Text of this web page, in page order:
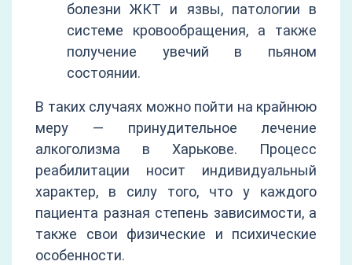
болезни ЖКТ и язвы, патологии в
системе кровообращения, а также
получение увечий в пьяном
состоянии.
В таких случаях можно пойти на крайнюю
меру — принудительное лечение
алкоголизма в Харькове. Процесс
реабилитации носит индивидуальный
характер, в силу того, что у каждого
пациента разная степень зависимости, а
также свои физические и психические
особенности.